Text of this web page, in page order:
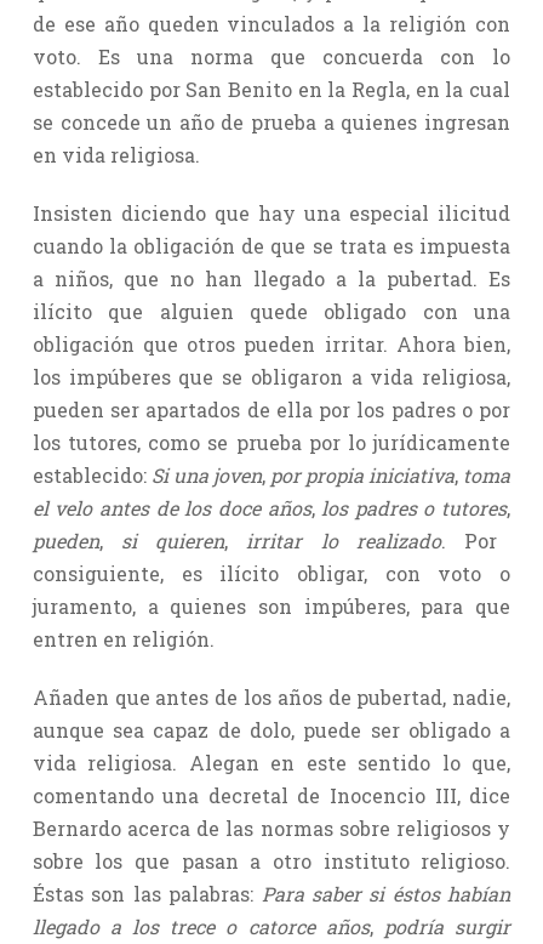
de ese año queden vinculados a la religión con
voto. Es una norma que concuerda con lo
establecido por San Benito en la Regla, en la cual
se concede un año de prueba a quienes ingresan
en vida religiosa.
Insisten diciendo que hay una especial ilicitud
cuando la obligación de que se trata es impuesta
a niños, que no han llegado a la pubertad. Es
ilícito que alguien quede obligado con una
obligación que otros pueden irritar. Ahora bien,
los impúberes que se obligaron a vida religiosa,
pueden ser apartados de ella por los padres o por
los tutores, como se prueba por lo jurídicamente
establecido: Si una joven, por propia iniciativa, toma
el velo antes de los doce años,los padres o tutores,
pueden,si quieren, irritar lo realizado. Por
consiguiente, es ilícito obligar, con voto o
juramento, a quienes son impúberes, para que
entren en religión.
Añaden que antes de los años de pubertad, nadie,
aunque sea capaz de dolo, puede ser obligado a
vida religiosa. Alegan en este sentido lo que,
comentando una decretal de Inocencio III, dice
Bernardo acerca de las normas sobre religiosos y
sobre los que pasan a otro instituto religioso.
Éstas son las palabras: Para saber si éstos habían
llegado a los trece o catorce años,podría surgir